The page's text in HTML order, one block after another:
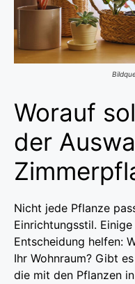
Worauf
der
Nicht jede Pflanze
Einrichtungsstil.
Entscheidung helfen:
Ihr Wohnraum? Gibt
die mit den Pflanzen